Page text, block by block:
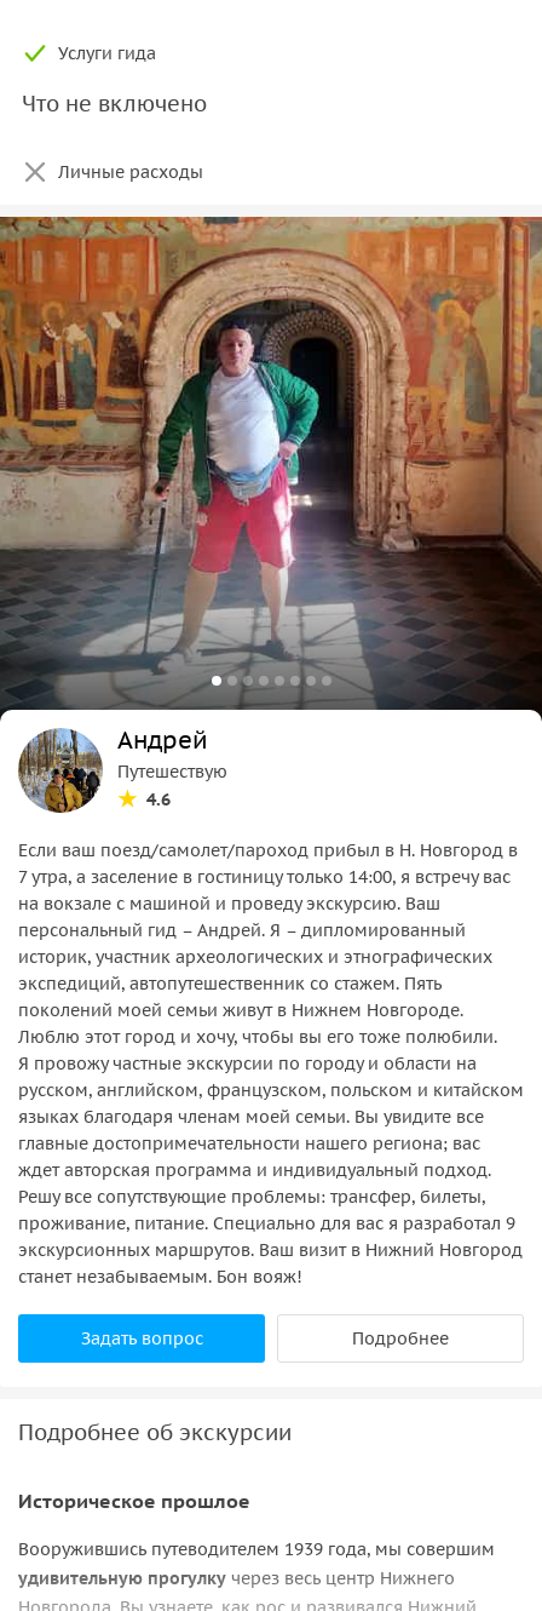
Услуги гида
Что не включено
Личные расходы
Андрей
Путешествую
4.6
Если ваш поезд/самолет/пароход прибыл в Н. Новгород в
7 утра, а заселение в гостиницу только 14:00, я встречу вас
на вокзале с машиной и проведу экскурсию. Ваш
персональный гид – Андрей. Я – дипломированный
историк, участник археологических и этнографических
экспедиций, автопутешественник со стажем. Пять
поколений моей семьи живут в Нижнем Новгороде.
Люблю этот город и хочу, чтобы вы его тоже полюбили.
Я провожу частные экскурсии по городу и области на
русском, английском, французском, польском и китайском
языках благодаря членам моей семьи. Вы увидите все
главные достопримечательности нашего региона; вас
ждет авторская программа и индивидуальный подход.
Решу все сопутствующие проблемы: трансфер, билеты,
проживание, питание. Специально для вас я разработал 9
экскурсионных маршрутов. Ваш визит в Нижний Новгород
станет незабываемым. Бон вояж!
Задать вопрос Подробнее
Подробнее об экскурсии
Историческое прошлое
Вооружившись путеводителем 1939 года, мы совершим
удивительную прогулку через весь центр Нижнего